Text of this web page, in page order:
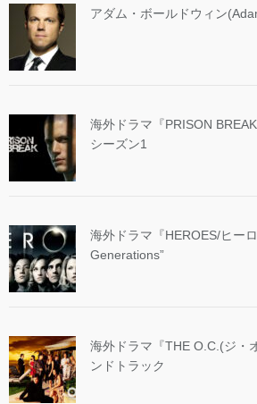
アダム・ボールドウィン
海外ドラマ『PRISON
シーズン1
海外ドラマ『HEROES/ヒー
Generations”
海外ドラマ『THE O.C.(ジ・
ンドトラック